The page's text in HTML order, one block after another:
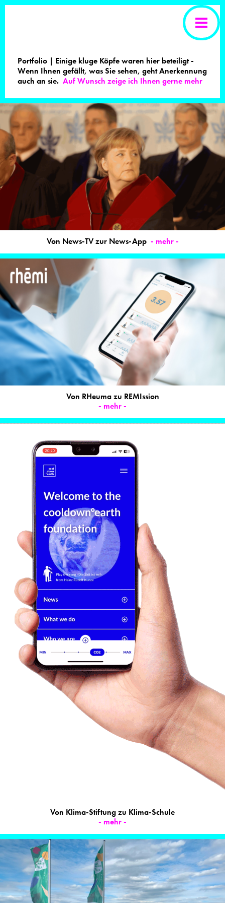
Portfolio | Einige kluge Köpfe waren hier beteiligt -
Wenn Ihnen gefällt, was Sie sehen, geht Anerkennung
auch an sie. Auf Wunsch zeige ich Ihnen gerne mehr
Von News-TV zur News-App - mehr -
Von RHeuma zu REMIssion
- mehr -
Von Klima-Stiftung zu Klima-Schule
- mehr -